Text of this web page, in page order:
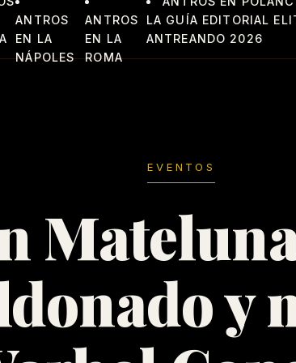
ANTROS
EN LA
NÁPOLES
ANTROS
EN LA
ROMA
LA GUÍA EDITORIAL
ANTREANDO 2026
EVENTOS
y